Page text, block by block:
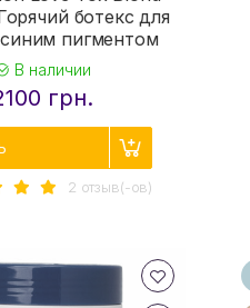
ботекс для
пигментом
В наличии
грн.
2 отзыв(-ов)